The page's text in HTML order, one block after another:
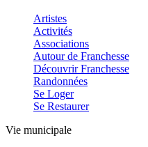
Artistes
Activités
Associations
Autour de Franchesse
Découvrir Franchesse
Randonnées
Se Loger
Se Restaurer
Vie municipale